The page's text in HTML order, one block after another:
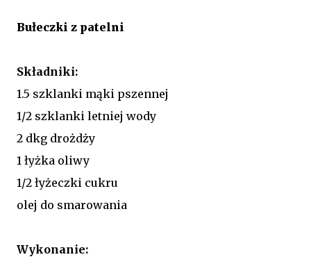
Bułeczki z patelni
Składniki:
1.5 szklanki mąki pszennej
1/2 szklanki letniej wody
2 dkg drożdży
1 łyżka oliwy
1/2 łyżeczki cukru
olej do smarowania
Wykonanie: